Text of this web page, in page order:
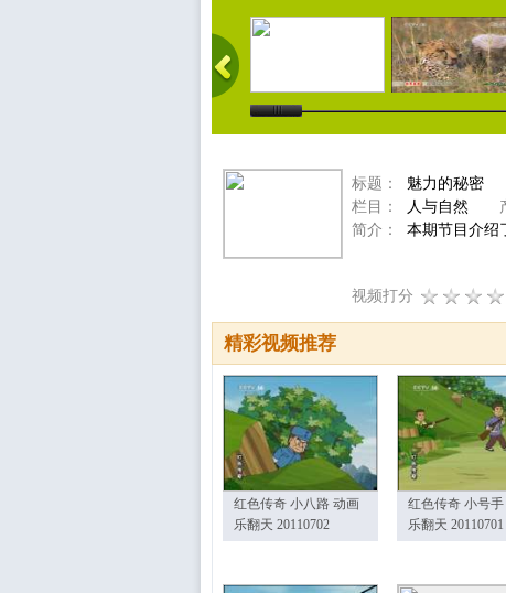
标题：
魅力的秘密
栏目：
人与自然 产
简介：
本期节目介绍
视频打分
精彩视频推荐
红色传奇 小八路 动画
乐翻天 20110702
红色传奇 小号
乐翻天 20110701